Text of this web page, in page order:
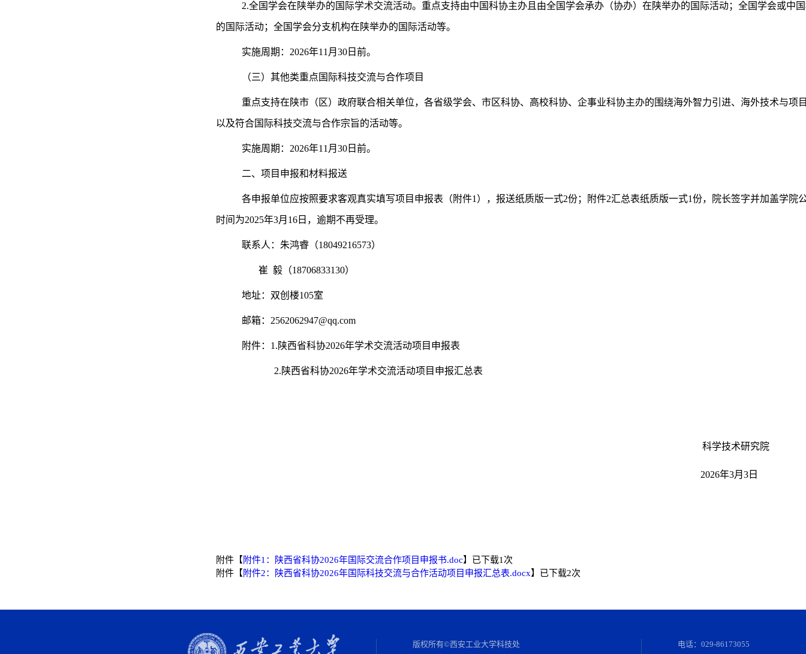
2.全国学会在陕举办的国际学术交流活动。重点支持由中国科协主办且由全国学会承办（协办）在陕举办的国际活动；全国学会或中
的国际活动；全国学会分支机构在陕举办的国际活动等。
实施周期： 2026年11月30日前。
（三）其他类重点国际科技交流与合作项目
重点支持在陕市（区）政府联合相关单位，各省级学会、市区科协、高校科协、企事业科协主办的围绕海外智力引进、海外技术与项
以及符合国际科技交流与合作宗旨的活动等。
实施周期： 2026年11月30日前。
二、项目申报和材料报送
各申报单位应按照要求客观真实填写项目申报表（附件1），报送纸质版一式2份；附件2汇总表纸质版一式1份，院长签字并加盖学院
时间为2025年3月16日，逾期不再受理。
联系人：朱鸿睿（18049216573）
崔 毅（18706833130）
地址：双创楼105室
邮箱： 2562062947@qq.com
附件： 1.陕西省科协2026年学术交流活动项目申报表
2.陕西省科协2026年学术交流活动项目申报汇总表
科学技术研究院
2026年3月3日
附件【 附件1：陕西省科协2026年国际交流合作项目申报书.doc】 已下载1 次
附件【 附件2：陕西省科协2026年国际科技交流与合作活动项目申报汇总表.docx】 已下载2次
版权所有©西安工业大学科技处 电话：029-86173055